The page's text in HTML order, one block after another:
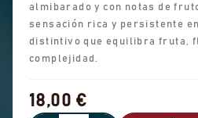
almibarado y con notas de
sensación rica y persistente
distintivo que equilibra fruta,
complejidad.
18,00 €